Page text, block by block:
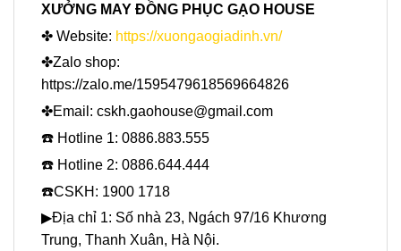
XƯỞNG MAY ĐỒNG PHỤC GẠO HOUSE
✤ Website: https://xuongaogiadinh.vn/
✤Zalo shop:
https://zalo.me/1595479618569664826
✤Email: cskh.gaohouse@gmail.com
☎️ Hotline 1: 0886.883.555
☎️ Hotline 2: 0886.644.444
☎️CSKH: 1900 1718
▶Địa chỉ 1: Số nhà 23, Ngách 97/16 Khương
Trung, Thanh Xuân, Hà Nội.